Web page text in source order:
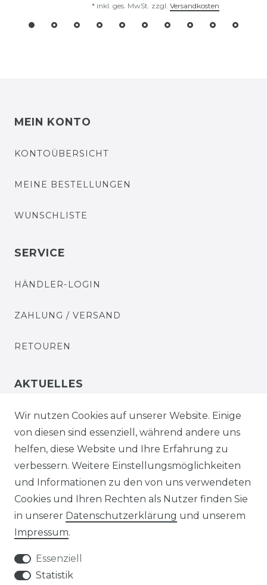
* inkl. ges. MwSt. zzgl. Versandkosten
MEIN KONTO
KONTOÜBERSICHT
MEINE BESTELLUNGEN
WUNSCHLISTE
SERVICE
HÄNDLER-LOGIN
ZAHLUNG / VERSAND
RETOUREN
AKTUELLES
STELLENANGEBOTE
NEWSLETTER
Impressum
Wir nutzen Cookies auf unserer Website. Einige
von diesen sind essenziell, während andere uns
helfen, diese Website und Ihre Erfahrung zu
verbessern. Weitere Einstellungsmöglichkeiten
und Informationen zu den von uns verwendeten
Cookies und Ihren Rechten als Nutzer finden Sie
in unserer Daten­schutz­erklärung und unserem
Impressum.
Essenziell
Statistik